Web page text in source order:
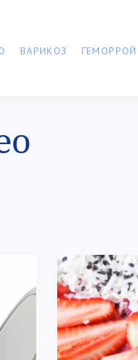
ВАРИКОЗ ГЕМОРРОЙ